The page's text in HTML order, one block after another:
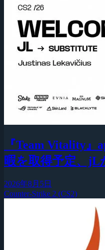
『Team Vitality
暇を取得予定、jL
2026年8月5日
Counter-Strike 2 (CS2)